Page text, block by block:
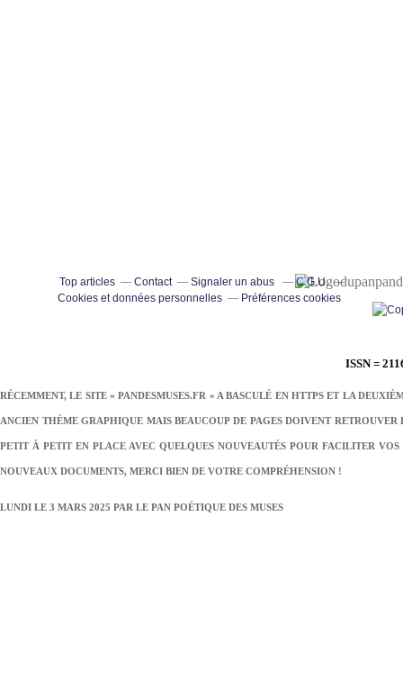
ISSN =
RÉCEMMENT, LE SITE « PANDESMUSES.FR » A BASCULÉ EN HTTPS ET LA
ANCIEN THÈME GRAPHIQUE MAIS BEAUCOUP DE PAGES DOIVENT
PETIT À PETIT EN PLACE AVEC QUELQUES NOUVEAUTÉS POUR FACILITER
NOUVEAUX DOCUMENTS, MERCI BIEN DE VOTRE COMPRÉHENSION !
LUNDI LE 3 MARS 2025 PAR LE PAN POÉTIQUE DES MUSES
Top articles Contact Signaler un abus
C.G.U.
Cookies et données personnelles
Préférences cookies